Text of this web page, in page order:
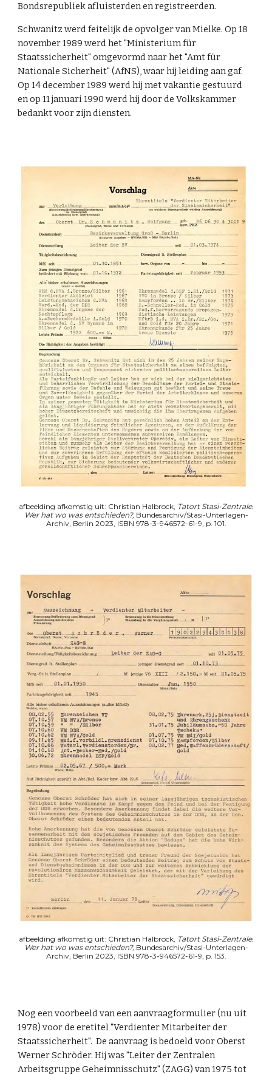
Bondsrepubliek afluisterden en registreerden.
Schwanitz werd feitelijk de opvolger van Mielke. Op 18
november 1989 werd het "Ministerium für
Staatssicherheit" omgevormd naar het "Amt für
Nationale Sicherheit" (AfNS), waar hij leiding aan gaf.
Op 14 december 1989 werd hij met vakantie gestuurd
en op 11 januari 1990 werd hij door de Volkskammer
bedankt voor zijn diensten.
afbeelding afkomstig uit: Christian Halbrock, Tatort Stasi-Zentrale.
Wer hat wo was entschieden?, Bundesarchiv/Stasi-Unterlagen-
Archiv, Berlin 2023, ISBN 978-3-946572-61-9, p. 101.
afbeelding afkomstig uit: Christian Halbrock, Tatort Stasi-Zentrale.
Wer hat wo was entschieden?, Bundesarchiv/Stasi-Unterlagen-
Archiv, Berlin 2023, ISBN 978-3-946572-61-9, p. 153.
Nog een voorbeeld van een aanvraagformulier (nu uit
1978) voor de eretitel"Verdienter Mitarbeiter der
Staatssicherheit". De aanvraag is bedoeld voor Oberst
Werner Schröder. Hij was "Leiter der Zentralen
Arbeitsgruppe Geheimnisschutz" (ZAGG) van 1975 tot